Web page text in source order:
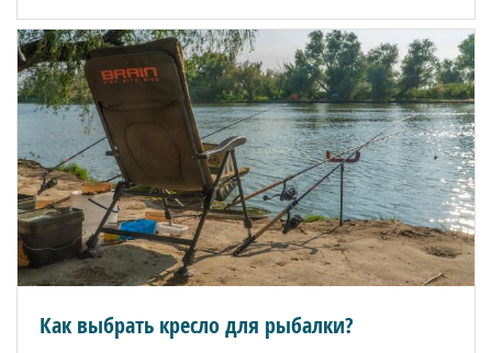
Как выбрать кресло для рыбалки?